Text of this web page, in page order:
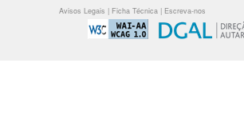
Avisos Legais | Ficha Técnica | Escreva-nos